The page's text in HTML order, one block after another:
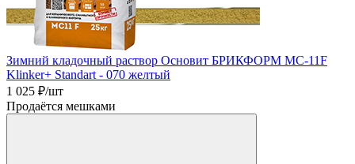
Зимний кладочный раствор Основит БРИКФОРМ MC-11F
Klinker+ Standart - 070 желтый
1 025 ₽/шт
Продаётся мешками